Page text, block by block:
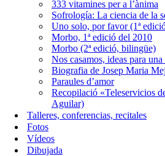
333 vitamines per a l’ànima
Sofrología: La ciencia de la
Uno solo, por favor (1ª
Morbo, 1ª edició del 2010
Morbo (2ª edició, bilingüe)
Nos casamos, ideas para
Biografia de Josep Maria
Paraules d’amor
Recopilació «Teleservicios
Aguilar)
Talleres, conferencias, recitales
Fotos
Vídeos
Dibujada